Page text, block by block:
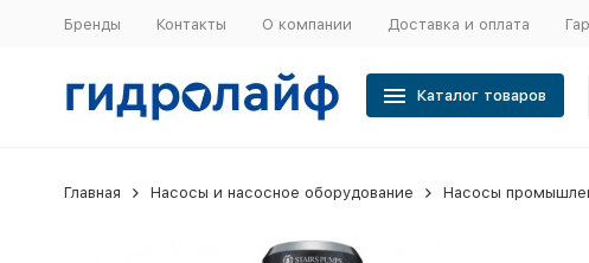
Бренды Контакты О компании Доставка и оплата
Каталог товаров
Главная Насосы и насосное оборудование Насосы